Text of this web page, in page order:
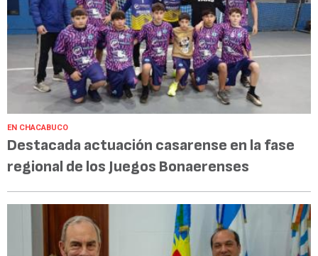
EN CHACABUCO
Destacada actuación casarense en la fase
regional de los Juegos Bonaerenses